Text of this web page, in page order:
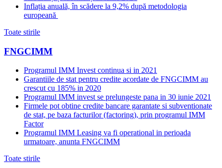
Inflația anuală, în scădere la 9,2% după metodologia
europeană
Toate stirile
FNGCIMM
Programul IMM Invest continua si in 2021
Garantiile de stat pentru credite acordate de FNGCIMM au
crescut cu 185% in 2020
Programul IMM invest se prelungeste pana in 30 iunie 2021
Firmele pot obtine credite bancare garantate si subventionate
de stat, pe baza facturilor (factoring), prin programul IMM
Factor
Programul IMM Leasing va fi operational in perioada
urmatoare, anunta FNGCIMM
Toate stirile